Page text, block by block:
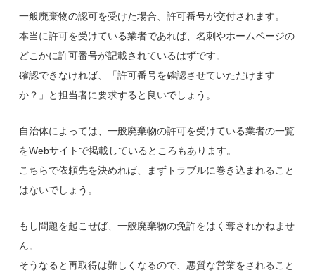
一般廃棄物の認可を受けた場合、許可番号が交付されます。
本当に許可を受けている業者であれば、名刺やホームページの
どこかに許可番号が記載されているはずです。
確認できなければ、「許可番号を確認させていただけます
か？」と担当者に要求すると良いでしょう。
自治体によっては、一般廃棄物の許可を受けている業者の一覧
をWebサイトで掲載しているところもあります。
こちらで依頼先を決めれば、まずトラブルに巻き込まれること
はないでしょう。
もし問題を起こせば、一般廃棄物の免許をはく奪されかねませ
ん。
そうなると再取得は難しくなるので、悪質な営業をされること